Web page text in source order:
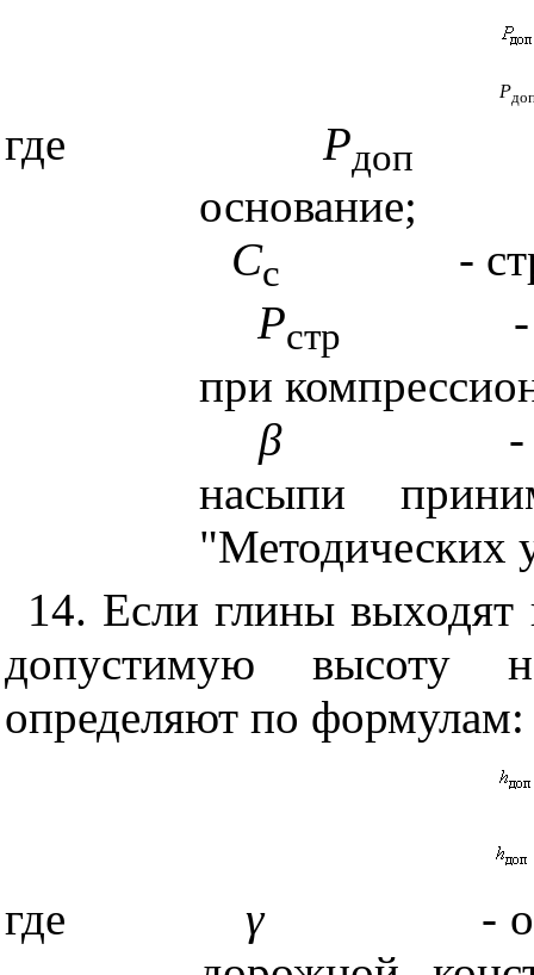
Р
где Рдоп
основание;
Сс -
Рстр
-
при
β
-
насыпи
"Методических
14. Если глины выходят
допустимую высоту
определяют по формулам:
где γ -